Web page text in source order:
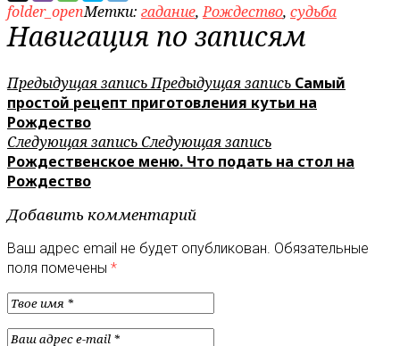
folder_openМетки: гадание,Рождество, судьба
Навигация по записям
Предыдущая записьПредыдущая запись Самый
простой рецепт приготовления кутьи на
Рождество
Следующая запись Следующая запись
Рождественское меню. Что подать на стол на
Рождество
Добавить комментарий
Ваш адрес email не будет опубликован. Обязательные
поля помечены *